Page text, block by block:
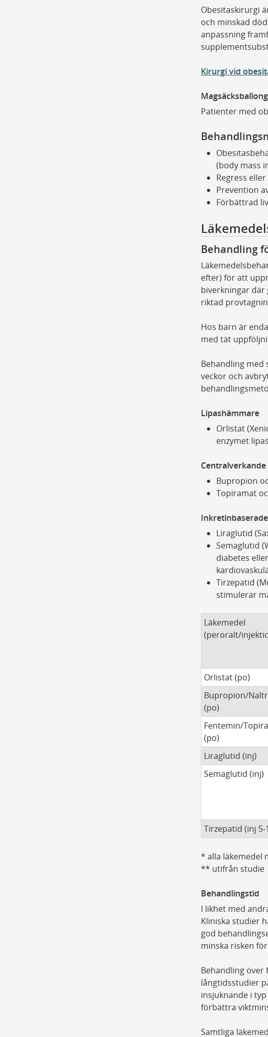
Obesitaskirurgi
och minskad
anpassning
Kirurgi vid
Patienter med
(body mass
Regress
Prevention
Förbättrad
Behandling
efter) för att
biverkningar där
riktad
Hos barn är
med tät
Behandling med
veckor och
Lipashämmare
Orlistat
enzymet
Centralverkande
Bupropion
Topiramat
Liraglutid
Semaglutid
diabetes
Tirzepatid
stimulerar
Läkemedel
(peroralt/
Orlistat (po)
Bupropion/
(po)
Fentemin/
(po)
Liraglutid (inj)
Semaglutid (inj)
Tirzepatid (inj 5-
* alla läkemedel
** utifrån studie
Behandlingstid
I likhet med
Kliniska studier
god
minska risken
Behandling
långtidsstudier
insjuknande i
förbättra
Samtliga